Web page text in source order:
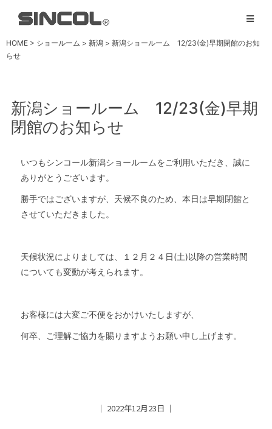
HOME > ショールーム > 新潟 > 新潟ショールーム 12/23(金)早期閉館のお知
らせ
新潟ショールーム 12/23(金)早期
閉館のお知らせ
いつもシンコール新潟ショールームをご利用いただき、誠に
ありがとうございます。
勝手ではございますが、天候不良のため、本日は早期閉館と
させていただきました。
天候状況によりましては、１２月２４日(土)以降の営業時間
についても変動が考えられます。
お客様には大変ご不便をおかけいたしますが、
何卒、ご理解ご協力を賜りますようお願い申し上げます。
│ 2022年12月23日 │